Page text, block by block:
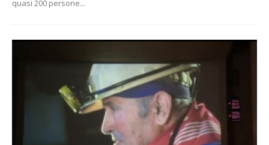
quasi 200 persone...